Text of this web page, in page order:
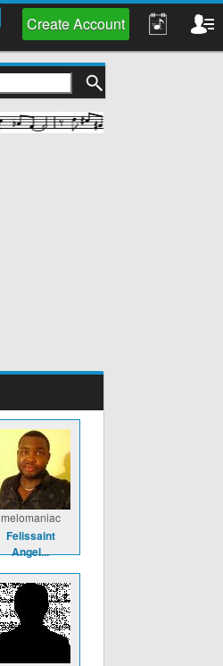
Create Account
melomaniac
Felissaint
Angel...